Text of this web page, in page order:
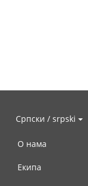
Српски / srpski
О нама
Екипа